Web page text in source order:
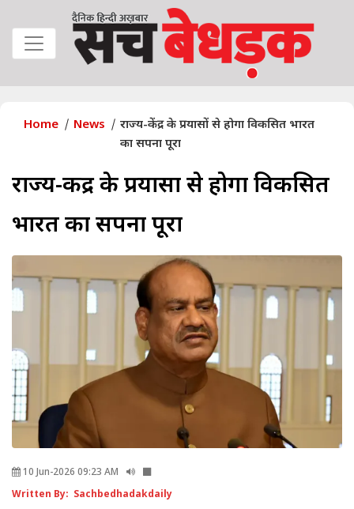
Home News
राज्य-केंद्र के प्रयासों से होगा विकसित भारत
का सपना पूरा
राज्य-केंद्र के प्रयासों से होगा विकसित
भारत का सपना पूरा
10 Jun-2026 09:23 AM
Written By: Sachbedhadakdaily